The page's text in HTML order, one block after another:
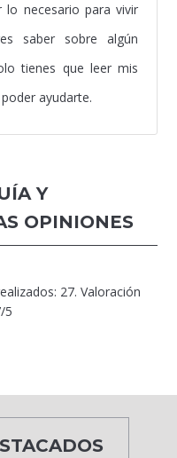
lo necesario para vivir
saber sobre algún
tienes que leer mis
ayudarte.
Y
OPINIONES
27. Valoración
5